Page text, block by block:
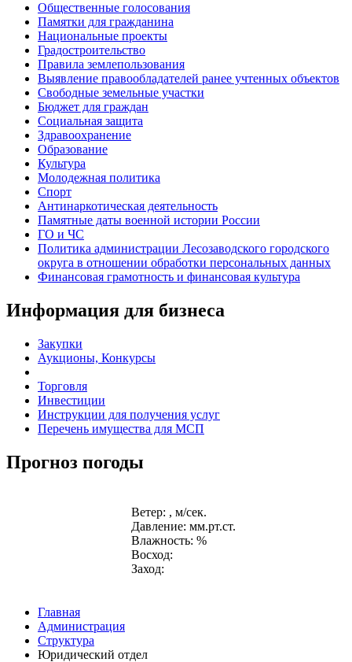
Общественные голосования
Памятки для гражданина
Национальные проекты
Градостроительство
Правила землепользования
Выявление правообладателей ранее учтенных объектов
Свободные земельные участки
Бюджет для граждан
Социальная защита
Здравоохранение
Образование
Культура
Молодежная политика
Спорт
Антинаркотическая деятельность
Памятные даты военной истории России
ГО и ЧС
Политика администрации Лесозаводского городского
округа в отношении обработки персональных данных
Финансовая грамотность и финансовая культура
Информация для бизнеса
Закупки
Аукционы, Конкурсы
Торговля
Инвестиции
Инструкции для получения услуг
Перечень имущества для МСП
Прогноз погоды
Ветер: , м/сек.
Давление: мм.рт.ст.
Влажность: %
Восход:
Заход:
Главная
Администрация
Структура
Юридический отдел